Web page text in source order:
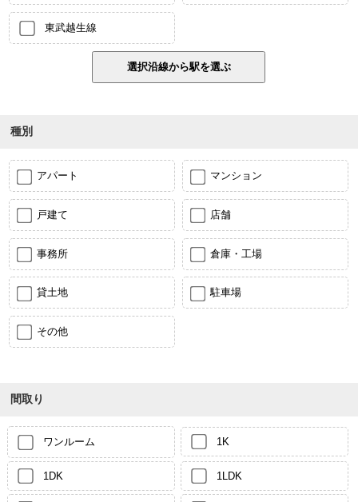
東武越生線
種別
アパート マンション
戸建て 店舗
事務所 倉庫・工場
貸土地 駐車場
その他
間取り
ワンルーム 1K
1DK 1LDK